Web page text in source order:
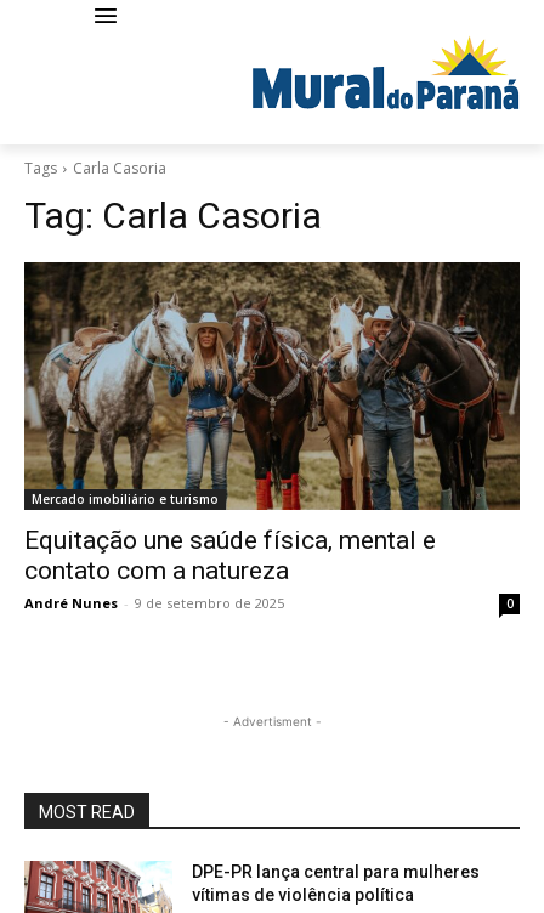
Tags Carla Casoria
Tag: Carla Casoria
Mercado imobiliário e turismo
Equitação une saúde física, mental e
contato com a natureza
André Nunes - 9 de setembro de 2025 0
- Advertisment -
MOST READ
DPE-PR lança central para mulheres
vítimas de violência política